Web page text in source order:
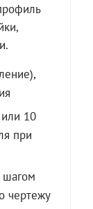
10
при
чертежу